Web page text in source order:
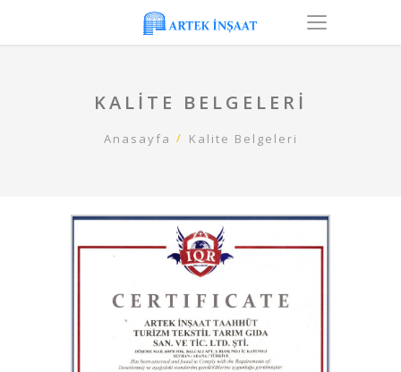
KALITE BELGELERI
Anasayfa Kalite Belgeleri